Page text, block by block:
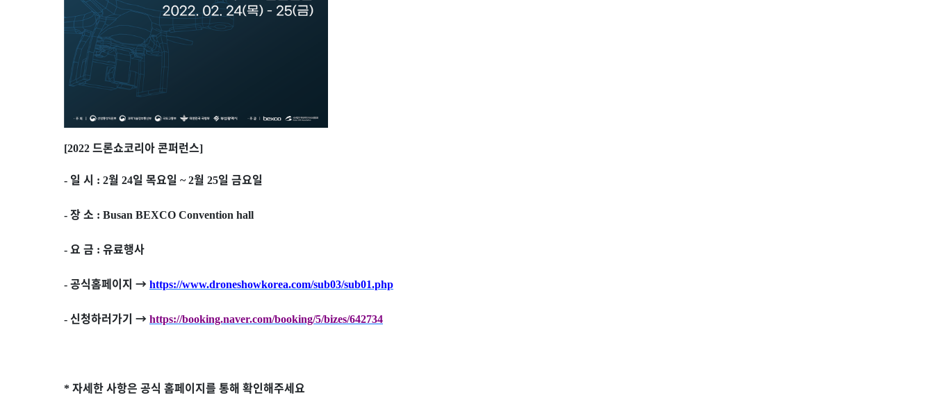
[2022 드론쇼코리아 콘퍼런스]
- 일 시 : 2월 24일 목요일 ~ 2월 25일 금요일
- 장 소 : Busan BEXCO Convention hall
- 요 금 : 유료행사
- 공식홈페이지 → https://www.droneshowkorea.com/sub03/sub01.php
- 신청하러가기 → https://booking.naver.com/booking/5/bizes/642734
* 자세한 사항은 공식 홈페이지를 통해 확인해주세요